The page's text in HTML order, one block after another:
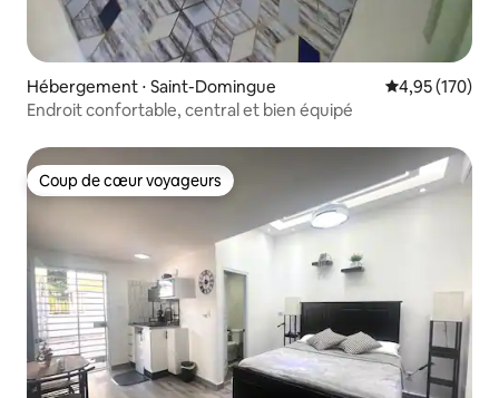
Hébergement ⋅ Saint-Domingue Évaluation
4,95 (170)
Endroit confortable, central et bien équipé
Coup de cœur voyageurs
Coup de cœur voyageurs